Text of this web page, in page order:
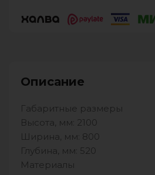
Описание
Габаритные размеры
Высота, мм: 2100
Ширина, мм: 800
Глубина, мм: 520
Материалы